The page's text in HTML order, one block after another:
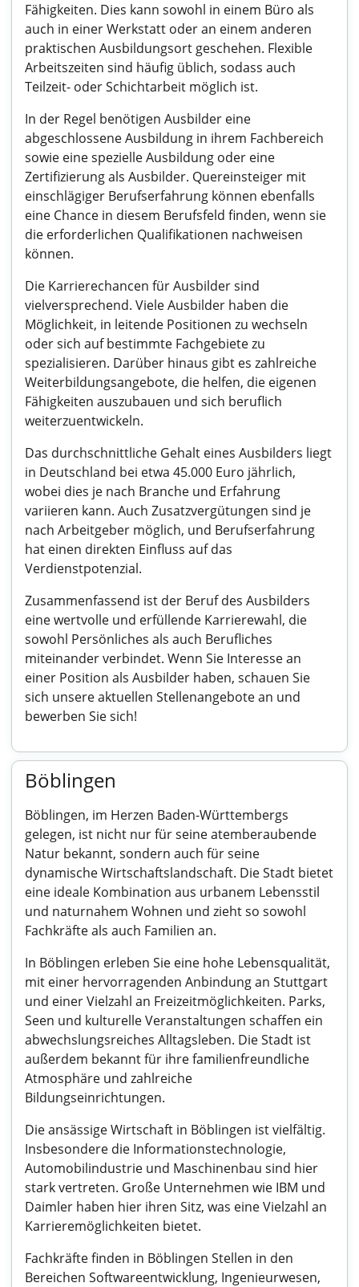
Fähigkeiten. Dies kann sowohl in einem Büro als
auch in einer Werkstatt oder an einem anderen
praktischen Ausbildungsort geschehen. Flexible
Arbeitszeiten sind häufig üblich, sodass auch
Teilzeit- oder Schichtarbeit möglich ist.
In der Regel benötigen Ausbilder eine
abgeschlossene Ausbildung in ihrem Fachbereich
sowie eine spezielle Ausbildung oder eine
Zertifizierung als Ausbilder. Quereinsteiger mit
einschlägiger Berufserfahrung können ebenfalls
eine Chance in diesem Berufsfeld finden, wenn sie
die erforderlichen Qualifikationen nachweisen
können.
Die Karrierechancen für Ausbilder sind
vielversprechend. Viele Ausbilder haben die
Möglichkeit, in leitende Positionen zu wechseln
oder sich auf bestimmte Fachgebiete zu
spezialisieren. Darüber hinaus gibt es zahlreiche
Weiterbildungsangebote, die helfen, die eigenen
Fähigkeiten auszubauen und sich beruflich
weiterzuentwickeln.
Das durchschnittliche Gehalt eines Ausbilders liegt
in Deutschland bei etwa 45.000 Euro jährlich,
wobei dies je nach Branche und Erfahrung
variieren kann. Auch Zusatzvergütungen sind je
nach Arbeitgeber möglich, und Berufserfahrung
hat einen direkten Einfluss auf das
Verdienstpotenzial.
Zusammenfassend ist der Beruf des Ausbilders
eine wertvolle und erfüllende Karrierewahl, die
sowohl Persönliches als auch Berufliches
miteinander verbindet. Wenn Sie Interesse an
einer Position als Ausbilder haben, schauen Sie
sich unsere aktuellen Stellenangebote an und
bewerben Sie sich!
Böblingen
Böblingen, im Herzen Baden-Württembergs
gelegen, ist nicht nur für seine atemberaubende
Natur bekannt, sondern auch für seine
dynamische Wirtschaftslandschaft. Die Stadt bietet
eine ideale Kombination aus urbanem Lebensstil
und naturnahem Wohnen und zieht so sowohl
Fachkräfte als auch Familien an.
In Böblingen erleben Sie eine hohe Lebensqualität,
mit einer hervorragenden Anbindung an Stuttgart
und einer Vielzahl an Freizeitmöglichkeiten. Parks,
Seen und kulturelle Veranstaltungen schaffen ein
abwechslungsreiches Alltagsleben. Die Stadt ist
außerdem bekannt für ihre familienfreundliche
Atmosphäre und zahlreiche
Bildungseinrichtungen.
Die ansässige Wirtschaft in Böblingen ist vielfältig.
Insbesondere die Informationstechnologie,
Automobilindustrie und Maschinenbau sind hier
stark vertreten. Große Unternehmen wie IBM und
Daimler haben hier ihren Sitz, was eine Vielzahl an
Karrieremöglichkeiten bietet.
Fachkräfte finden in Böblingen Stellen in den
Bereichen Softwareentwicklung, Ingenieurwesen,